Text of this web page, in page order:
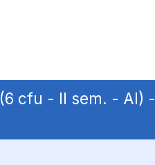
(6 cfu - II sem. - AI) -